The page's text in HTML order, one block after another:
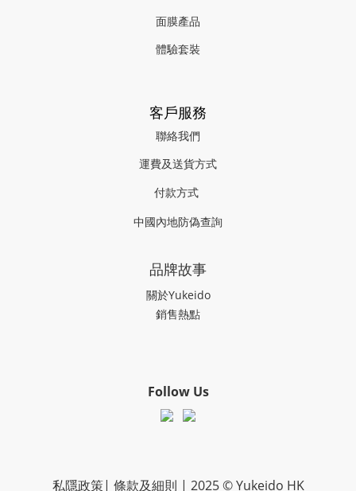
面膜產品
體驗套裝
客戶服務
聯絡我們
運費及送貨方式
付款方式
中國內地防偽查詢
品牌故事
關於Yukeido
銷售熱點
Follow Us
私隱政策| 條款及細則 | 2025 © Yukeido HK